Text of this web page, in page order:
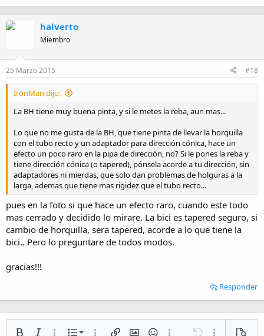
halverto
Miembro
25 Marzo 2015 #18
IronMan dijo:
La BH tiene muy buena pinta, y si le metes la reba, aun mas...
Lo que no me gusta de la BH, que tiene pinta de llevar la horquilla
con el tubo recto y un adaptador para dirección cónica, hace un
efecto un poco raro en la pipa de dirección, no? Si le pones la reba y
tiene dirección cónica (o tapered), pónsela acorde a tu dirección, sin
adaptadores ni mierdas, que solo dan problemas de holguras a la
larga, ademas que tiene mas rigidez que el tubo recto...
pues en la foto si que hace un efecto raro, cuando este todo
mas cerrado y decidido lo mirare. La bici es tapered seguro, si
cambio de horquilla, sera tapered, acorde a lo que tiene la
bici.. Pero lo preguntare de todos modos.
gracias!!!
Responder